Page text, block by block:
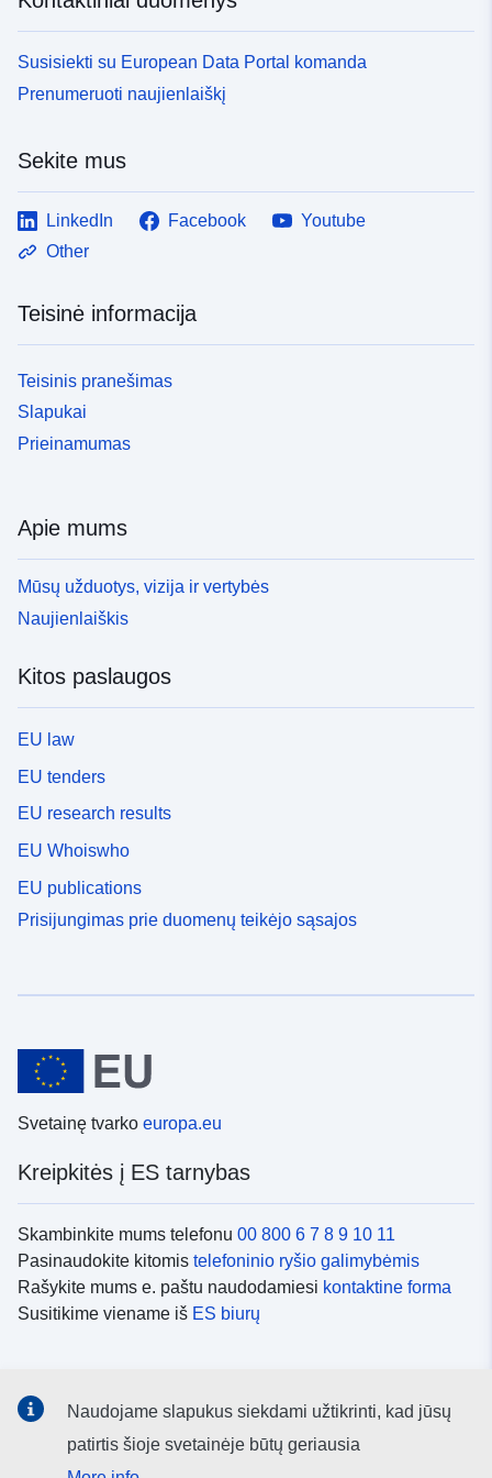
Susisiekti su European Data Portal komanda
Prenumeruoti naujienlaiškį
Sekite mus
LinkedIn Facebook
Youtube
Other
Teisinė informacija
Teisinis pranešimas
Slapukai
Prieinamumas
Apie mums
Mūsų užduotys, vizija ir vertybės
Naujienlaiškis
Kitos paslaugos
EU law
EU tenders
EU research results
EU Whoiswho
EU publications
Prisijungimas prie duomenų teikėjo sąsajos
Svetainę tvarko europa.eu
Kreipkitės į ES tarnybas
Skambinkite mums telefonu 00 800 6 7 8 9 10 11
Pasinaudokite kitomis telefoninio ryšio galimybėmis
Rašykite mums e. paštu naudodamiesi kontaktine forma
Susitikime viename iš ES biurų
socialinių tinklų kanalai
Naudojame slapukus siekdami užtikrinti, kad jūsų
patirtis šioje svetainėje būtų geriausia